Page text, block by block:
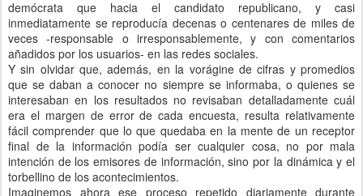
demócrata que hacia el candidato republicano, y casi
inmediatamente se reproducía decenas o centenares de miles de
veces -responsable o irresponsablemente, y con comentarios
añadidos por los usuarios- en las redes sociales.
Y sin olvidar que, además, en la vorágine de cifras y promedios
que se daban a conocer no siempre se informaba, o quienes se
interesaban en los resultados no revisaban detalladamente cuál
era el margen de error de cada encuesta, resulta relativamente
fácil comprender que lo que quedaba en la mente de un receptor
final de la información podía ser cualquier cosa, no por mala
intención de los emisores de información, sino por la dinámica y el
torbellino de los acontecimientos.
Imaginemos ahora ese proceso repetido diariamente durante